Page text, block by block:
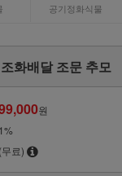
공기정화식물
화배달 조문 추모
원
1%
(무료)